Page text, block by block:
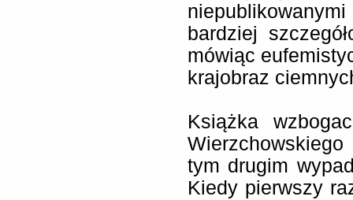
bardziej
mówiąc
krajobraz
Książka
tym drugim
Kiedy pierwszy